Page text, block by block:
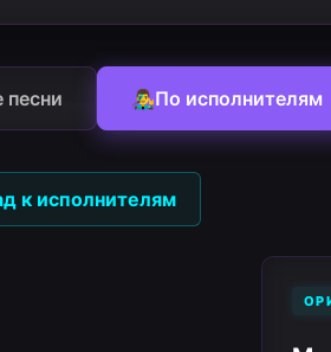
песни 👨‍🎤По исполнителям
к исполнителям